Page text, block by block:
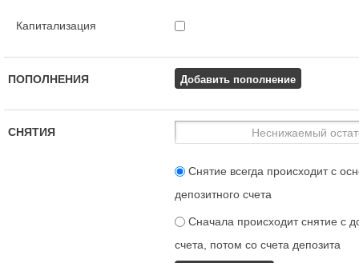
Капитализация
ПОПОЛНЕНИЯ Добавить пополнение
СНЯТИЯ
Снятие всегда происходит с
депозитного счета
Сначала происходит снятие с
счета, потом со счета депозита